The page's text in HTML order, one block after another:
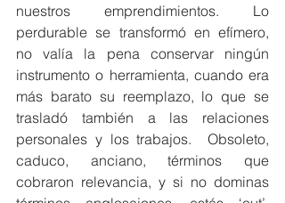
nuestros emprendimientos. Lo
perdurable se transformó en efímero,
no valía la pena conservar ningún
instrumento o herramienta, cuando era
más barato su reemplazo, lo que se
trasladó también a las relaciones
personales y los trabajos.  Obsoleto,
caduco, anciano, términos que
cobraron relevancia, y si no dominas